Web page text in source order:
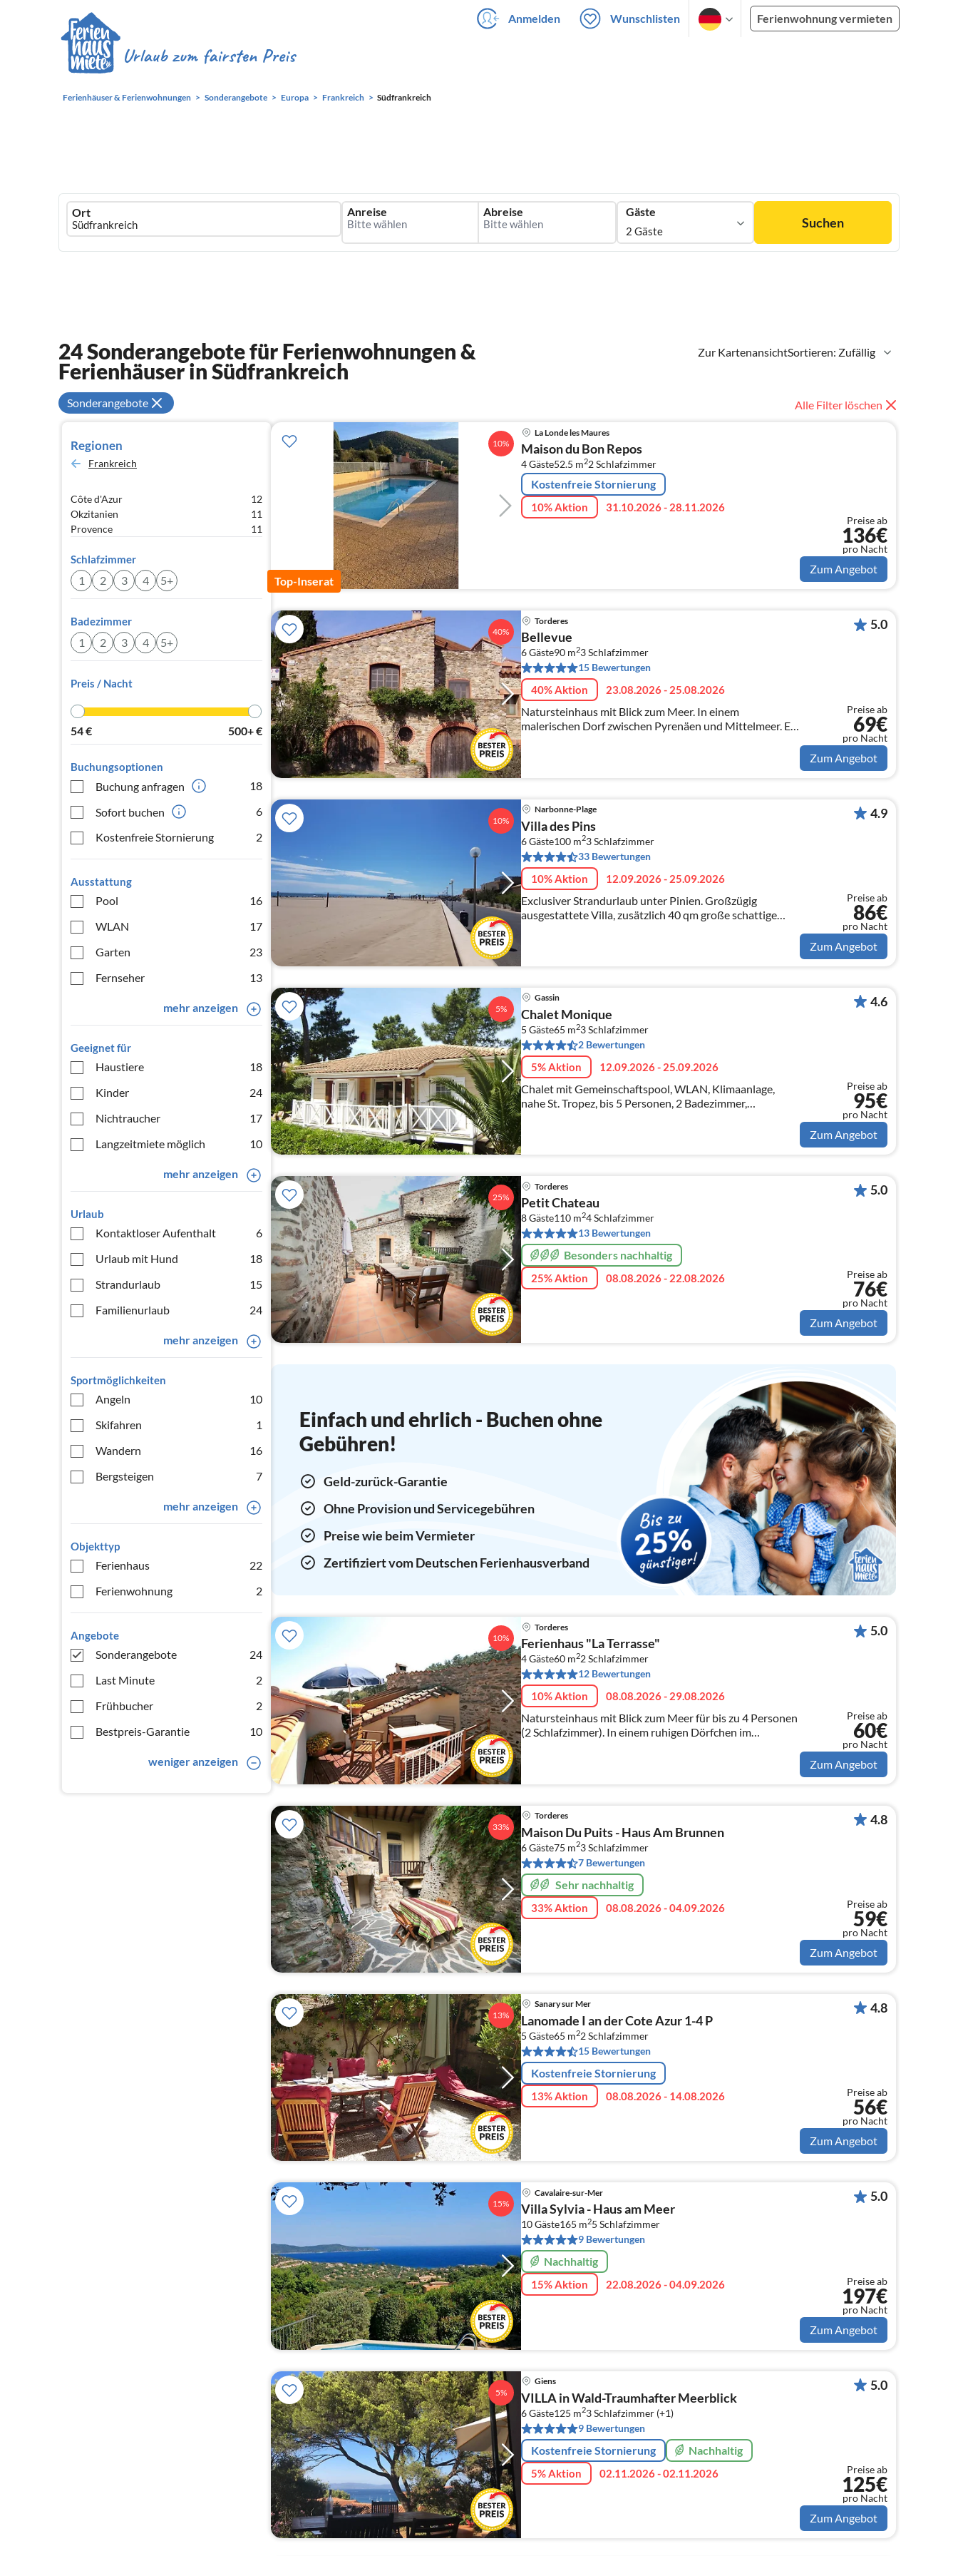
Anmelden Wunschlisten Ferienwohnung vermieten
Ferienhäuser & Ferienwohnungen Sonderangebote Europa Frankreich Südfrankreich
Ferienhausmiete
logo
Ort Anreise Abreise Gäste
2 Gäste
Suchen
Zur KartenansichtSortieren: Zufällig
24 Sonderangebote für Ferienwohnungen &
Ferienhäuser in Südfrankreich
Sonderangebote Alle Filter löschen
Regionen
Frankreich
Côte d'Azur
12
Okzitanien
11
Provence
11
Schlafzimmer
1 2 3 4 5+
Badezimmer
1 2 3 4 5+
Preis / Nacht
54€ 500+€
Buchungsoptionen
Buchung anfragen
18
Sofort buchen
6
Kostenfreie Stornierung
2
Ausstattung
Pool
16
WLAN
17
Garten
23
Fernseher
13
mehr anzeigen
Geeignet für
Haustiere
18
Kinder
24
Nichtraucher
17
Langzeitmiete möglich
10
mehr anzeigen
Urlaub
Kontaktloser Aufenthalt
6
Urlaub mit Hund
18
Strandurlaub
15
Familienurlaub
24
mehr anzeigen
Sportmöglichkeiten
Angeln
10
Skifahren
1
Wandern
16
Bergsteigen
7
mehr anzeigen
Objekttyp
Ferienhaus
22
Ferienwohnung
2
Angebote
Sonderangebote
24
Last Minute
2
Frühbucher
2
Bestpreis-Garantie
10
weniger anzeigen
Top-Inserat
10%
La Londe les Maures
Maison du Bon Repos
4 Gäste52.5 m22Schlafzimmer
Kostenfreie Stornierung
10% Aktion 31.10.2026 - 28.11.2026
Preise ab
136€
pro Nacht
Zum Angebot
40%
Torderes
Bellevue
6 Gäste90 m23Schlafzimmer
15 Bewertungen
40% Aktion 23.08.2026 - 25.08.2026
Natursteinhaus mit Blick zum Meer. In einem
malerischen Dorf zwischen Pyrenäen und Mittelmeer. Ein
Paradies für Natur- und Kulturliebende mit oder ohne
Kinder.
5.0
Preise ab
69€
pro Nacht
Zum Angebot
10%
Narbonne-Plage
Villa des Pins
6 Gäste100 m23Schlafzimmer
33 Bewertungen
10% Aktion 12.09.2026 - 25.09.2026
Exclusiver Strandurlaub unter Pinien. Großzügig
ausgestattete Villa, zusätzlich 40 qm große schattige
4.9
Preise ab
86€
pro Nacht
Zum Angebot
5%
Gassin
Chalet Monique
5 Gäste65 m23Schlafzimmer
2 Bewertungen
5% Aktion 12.09.2026 - 25.09.2026
Chalet mit Gemeinschaftspool, WLAN, Klimaanlage,
nahe St. Tropez, bis 5 Personen, 2 Badezimmer,
Sonnenterrasse, Küche vollausgestattet - mit
Spülmaschine, Autoabstellplatz am Haus
4.6
Preise ab
95€
pro Nacht
Zum Angebot
25%
Torderes
Petit Chateau
8 Gäste110 m24Schlafzimmer
13 Bewertungen
Besonders nachhaltig
25% Aktion 08.08.2026 - 22.08.2026
5.0
Preise ab
76€
pro Nacht
Zum Angebot
Einfach und ehrlich - Buchen ohne
Gebühren!
Geld-zurück-Garantie
Ohne Provision und Servicegebühren
Preise wie beim Vermieter
Zertifiziert vom Deutschen Ferienhausverband
10%
Torderes
Ferienhaus "La Terrasse"
4 Gäste60 m22Schlafzimmer
12 Bewertungen
10% Aktion 08.08.2026 - 29.08.2026
Natursteinhaus mit Blick zum Meer für bis zu 4 Personen
(2 Schlafzimmer). In einem ruhigen Dörfchen im
Hinterland in der Nähe vom Mittelmeer
5.0
Preise ab
60€
pro Nacht
Zum Angebot
33%
Torderes
Maison Du Puits - Haus Am Brunnen
6 Gäste75 m23Schlafzimmer
7 Bewertungen
Sehr nachhaltig
33% Aktion 08.08.2026 - 04.09.2026
4.8
Preise ab
59€
pro Nacht
Zum Angebot
13%
Sanary sur Mer
Lanomade I an der Cote Azur 1-4 P
5 Gäste65 m22Schlafzimmer
15 Bewertungen
Kostenfreie Stornierung
13% Aktion 08.08.2026 - 14.08.2026
4.8
Preise ab
56€
pro Nacht
Zum Angebot
15%
Cavalaire-sur-Mer
Villa Sylvia - Haus am Meer
10 Gäste165 m25 Schlafzimmer
9 Bewertungen
Nachhaltig
15% Aktion 22.08.2026 - 04.09.2026
5.0
Preise ab
197€
pro Nacht
Zum Angebot
5%
Giens
VILLA in Wald-Traumhafter Meerblick
6 Gäste125 m23Schlafzimmer (+1)
9 Bewertungen
Kostenfreie Stornierung Nachhaltig
5% Aktion 02.11.2026 - 02.11.2026
5.0
Preise ab
125€
pro Nacht
Zum Angebot